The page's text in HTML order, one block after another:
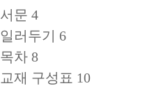
서문 4
일러두기 6
목차 8
교재 구성표 10